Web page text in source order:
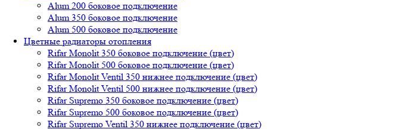
Alum 200 боковое подключение
Alum 350 боковое подключение
Alum 500 боковое подключение
Цветные радиаторы отопления
Rifar Monolit 350 боковое подключение (цвет)
Rifar Monolit 500 боковое подключение (цвет)
Rifar Monolit Ventil 350 нижнее подключение (цвет)
Rifar Monolit Ventil 500 нижнее подключение (цвет)
Rifar Supremo 350 боковое подключение (цвет)
Rifar Supremo 500 боковое подключение (цвет)
Rifar Supremo Ventil 350 нижнее подключение (цвет)